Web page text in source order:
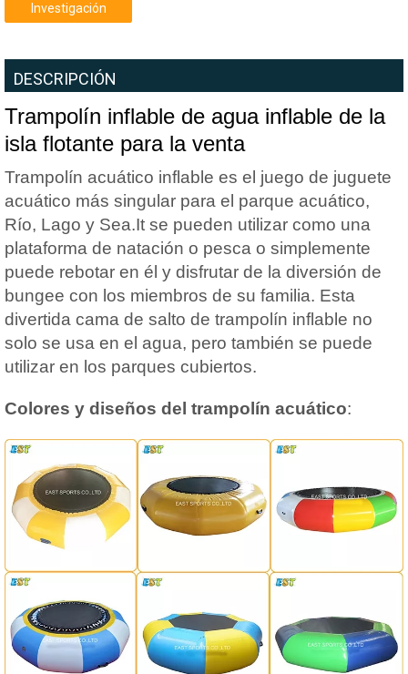
Investigación
DESCRIPCIÓN
Trampolín inflable de agua inflable de la
isla flotante para la venta
Trampolín acuático inflable es el juego de juguete
acuático más singular para el parque acuático,
Río, Lago y Sea.It se pueden utilizar como una
plataforma de natación o pesca o simplemente
puede rebotar en él y disfrutar de la diversión de
bungee con los miembros de su familia. Esta
divertida cama de salto de trampolín inflable no
solo se usa en el agua, pero también se puede
utilizar en los parques cubiertos.
Colores y diseños del trampolín acuático: